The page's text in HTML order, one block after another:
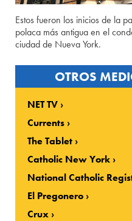
Estos fueron los inicios de la
polaca más antigua en el
ciudad de Nueva York.
OTROS
NET TV
Currents
The Tablet
Catholic New York
National Catholic
El Pregonero
Crux